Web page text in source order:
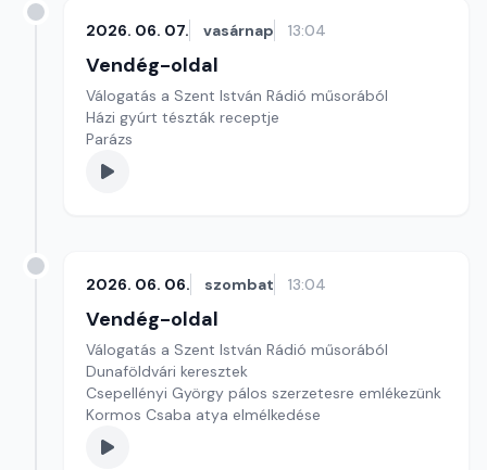
2026. 06. 07. vasárnap 13:04
Vendég-oldal
Válogatás a Szent István Rádió műsorából
Házi gyúrt tészták receptje
Parázs
2026. 06. 06. szombat 13:04
Vendég-oldal
Válogatás a Szent István Rádió műsorából
Dunaföldvári keresztek
Csepellényi György pálos szerzetesre emlékezünk
Kormos Csaba atya elmélkedése